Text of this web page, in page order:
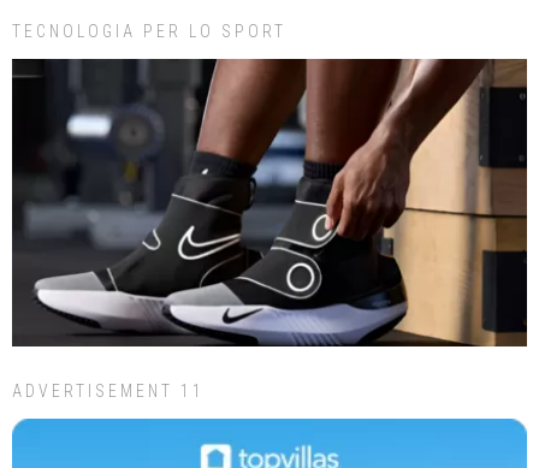
TECNOLOGIA PER LO SPORT
ADVERTISEMENT 11